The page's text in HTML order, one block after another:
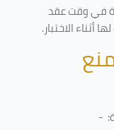
في وقت عقد
أثناء الاختبار.
: -